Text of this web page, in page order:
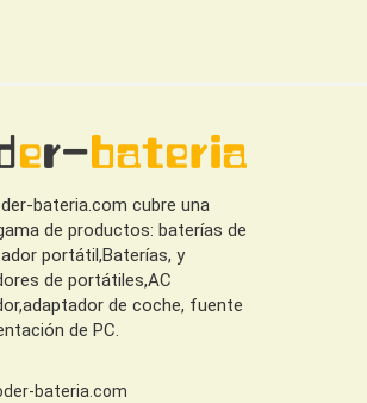
bateria.com cubre una
de productos: baterías de
portátil,Baterías, y
de portátiles,AC
de coche, fuente
de PC.
bateria.com